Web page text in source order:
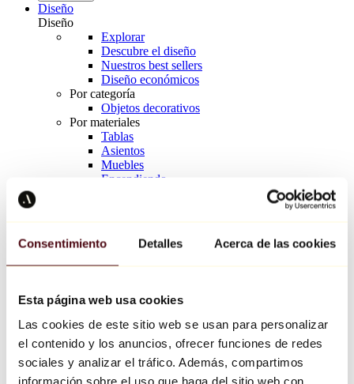
Consentimiento Detalles Acerca de las cookies
Esta página web usa cookies
Las cookies de este sitio web se usan para personalizar
el contenido y los anuncios, ofrecer funciones de redes
sociales y analizar el tráfico. Además, compartimos
información sobre el uso que haga del sitio web con
Diseño
Diseño
Explorar
Descubre el diseño
Nuestros best sellers
Diseño económicos
Por categoría
Objetos decorativos
Por materiales
Tablas
Asientos
Muebles
Encendiendo
Richard Orlinski
Keith Haring
Jeff Koons
Jean-Michel Basquiat
Todos los diseñadores
Obra de la semana